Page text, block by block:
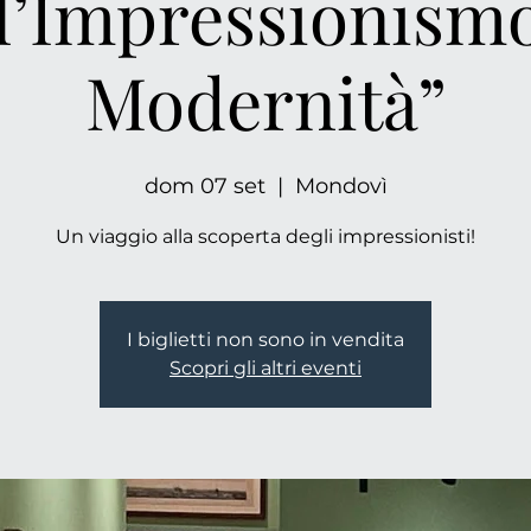
Modernità”
dom 07 set
  |
Mondovì
Un viaggio alla scoperta degli impressionisti!
I biglietti non sono in vendita
Scopri gli altri eventi